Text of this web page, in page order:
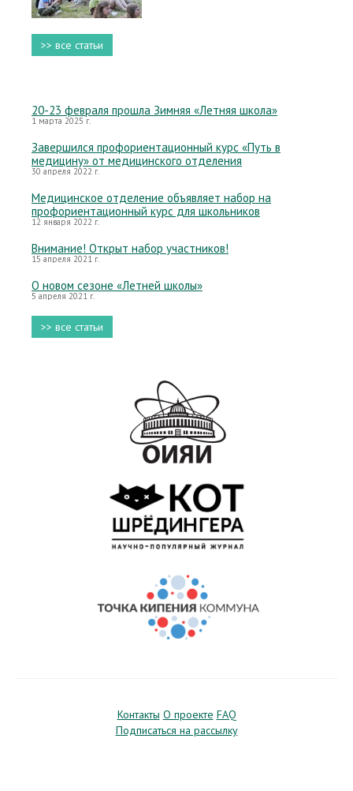
>> все статьи
20-23 февраля прошла Зимняя «Летняя школа»
1 марта 2025 г.
Завершился профориентационный курс «Путь в
медицину» от медицинского отделения
30 апреля 2022 г.
Медицинское отделение объявляет набор на
профориентационный курс для школьников
12 января 2022 г.
Внимание! Открыт набор участников!
15 апреля 2021 г.
О новом сезоне «Летней школы»
5 апреля 2021 г.
>> все статьи
Контакты О проекте FAQ
Подписаться на рассылку